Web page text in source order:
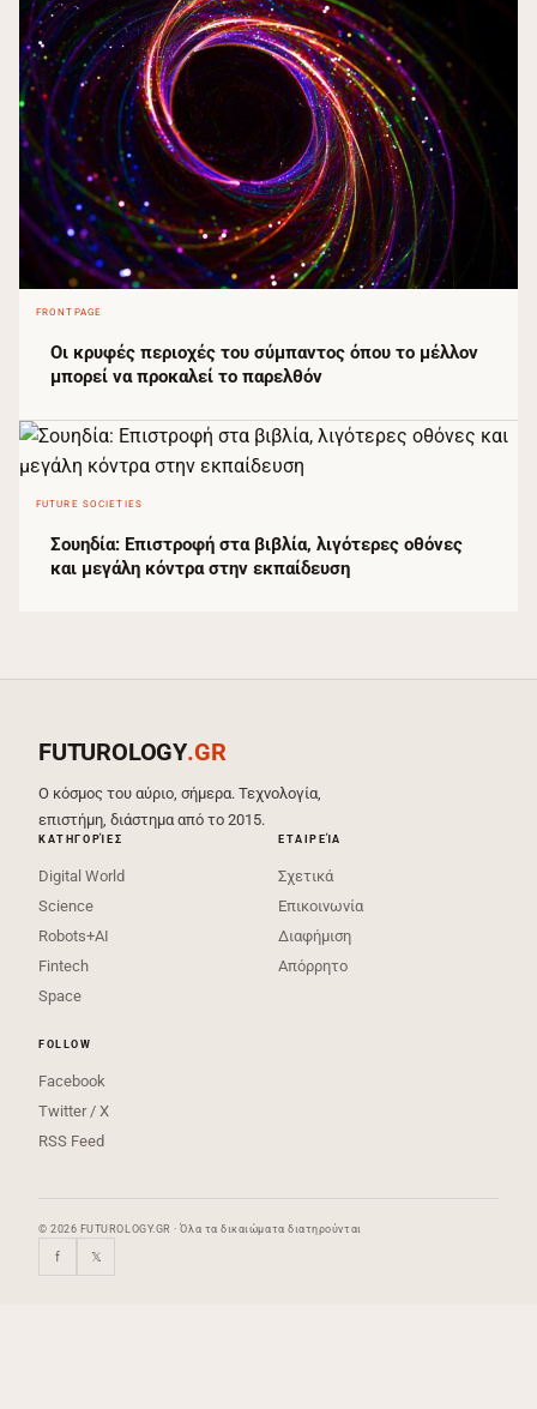
FRONTPAGE
Οι κρυφές περιοχές του σύμπαντος όπου το μέλλον
μπορεί να προκαλεί το παρελθόν
FUTURE SOCIETIES
Σουηδία: Επιστροφή στα βιβλία, λιγότερες οθόνες
και μεγάλη κόντρα στην εκπαίδευση
FUTUROLOGY.GR
Ο κόσμος του αύριο, σήμερα. Τεχνολογία,
επιστήμη, διάστημα από το 2015.
ΚΑΤΗΓΟΡΊΕΣ
Digital World
Science
Robots+AI
Fintech
Space
ΕΤΑΙΡΕΊΑ
Σχετικά
Επικοινωνία
Διαφήμιση
Απόρρητο
FOLLOW
Facebook
Twitter / X
RSS Feed
© 2026 FUTUROLOGY.GR · Όλα τα δικαιώματα διατηρούνται
f 𝕏